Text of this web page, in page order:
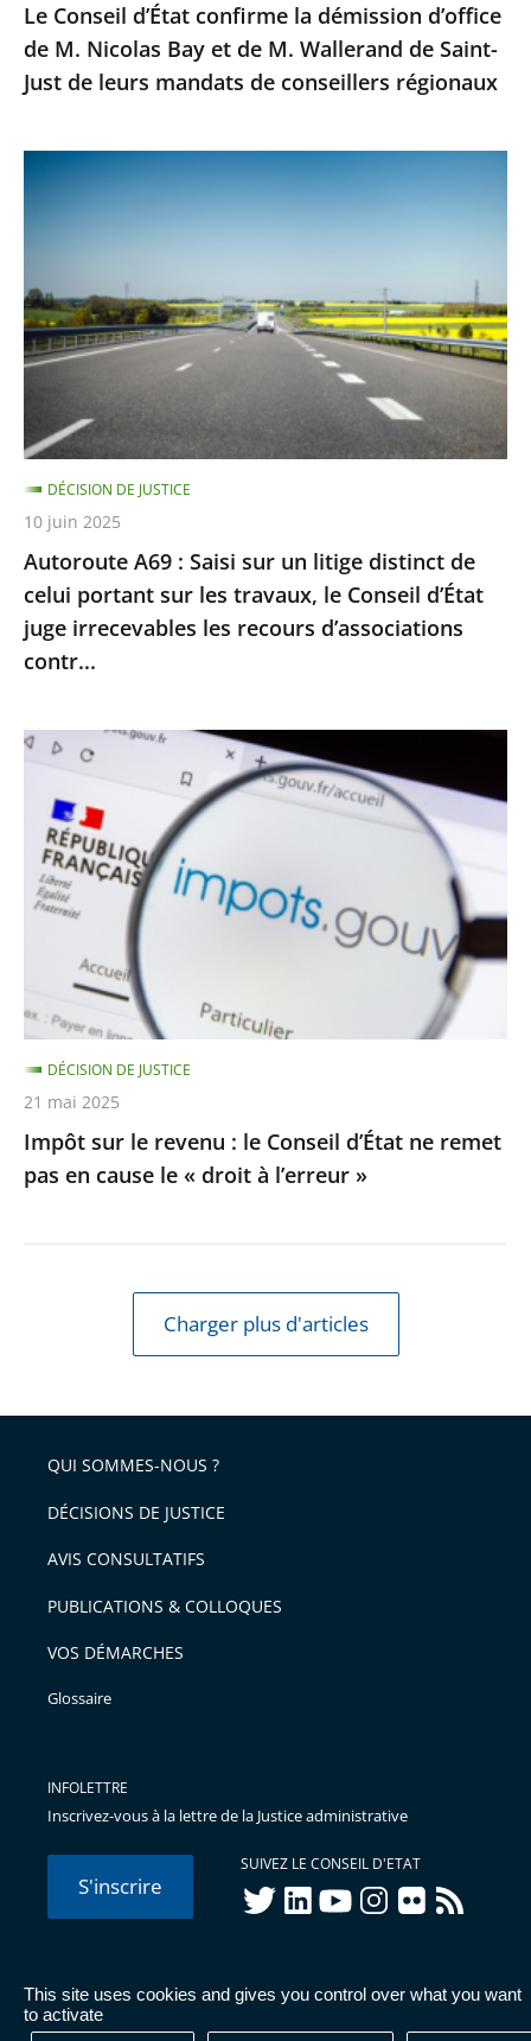
This site uses cookies and gives you control over what you want
to activate
de
M.
Wallerand
Saint-
Just
mandats
de
conseillers
Le Conseil d’État confirme la démission d’office
de M. Nicolas Bay et de M. Wallerand de Saint-
Just de leurs mandats de conseillers régionaux
Autoroute
sur
un
litige
de
celui
portant
sur
les
travaux,
le
Conseil
juge
irrecevables
recours
d’associations
contr...
Autoroute A69 : Saisi sur un litige distinct de
celui portant sur les travaux, le Conseil d’État
juge irrecevables les recours d’associations
contr...
DÉCISION DE JUSTICE
10 juin 2025
Impôt
revenu
le
d’État
ne
remet
pas
en
cause
le
Impôt sur le revenu : le Conseil d’État ne remet
pas en cause le « droit à l’erreur »
DÉCISION DE JUSTICE
21 mai 2025
Charger plus d'articles
QUI SOMMES-NOUS ?
DÉCISIONS DE JUSTICE
AVIS CONSULTATIFS
PUBLICATIONS & COLLOQUES
VOS DÉMARCHES
Glossaire
INFOLETTRE
Inscrivez-vous à la lettre de la Justice administrative
S'inscrire
SUIVEZ LE CONSEIL D'ETAT
twitterlinkedInyoutubeinstagram
flickr rss
© Conseil d'État 2026 - Mentions légales
Données
personnelles-Publications administratives-Accessibilité :